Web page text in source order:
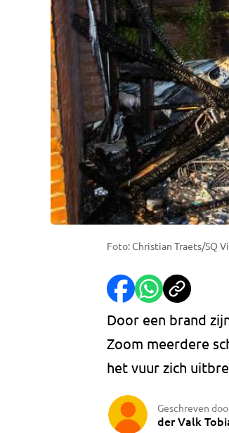
Foto: Christian Traets/SQ
Door een brand
Zoom meerdere
het vuur zich
Geschreven
der Valk